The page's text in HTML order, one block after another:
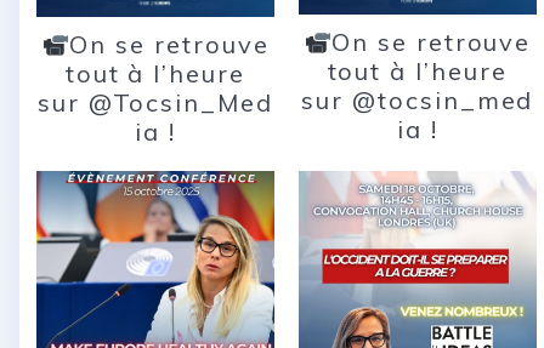
On se retrouve
tout à l’heure
sur @Tocsin_Med
ia !
On se retrouve
tout à l’heure
sur @tocsin_med
ia !